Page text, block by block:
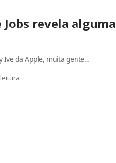
revela
Ive da Apple, muita gente…